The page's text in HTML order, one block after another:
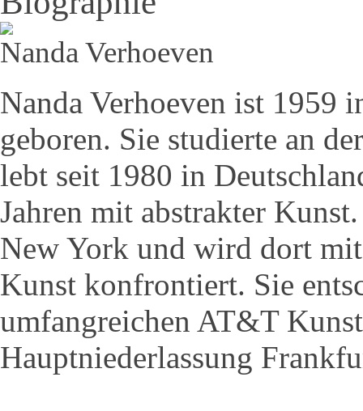
Nanda Verhoeven
Nanda Verhoeven ist 1959
geboren. Sie studierte an
lebt seit 1980 in
Jahren mit abstrakter
New York und wird dort
Kunst konfrontiert. Sie
umfangreichen AT&T
Hauptniederlassung